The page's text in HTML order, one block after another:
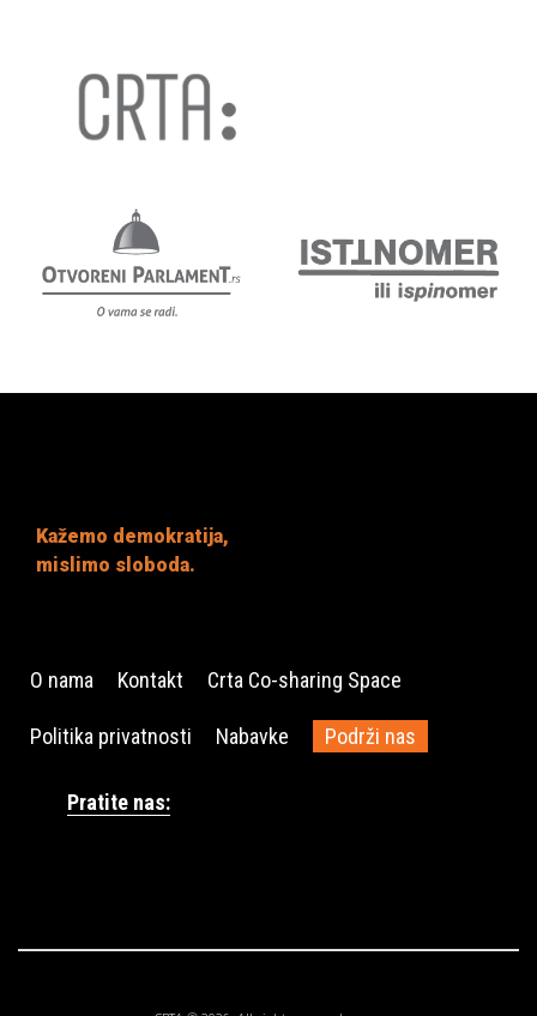
Kažemo demokratija,
mislimo sloboda.
O nama Kontakt Crta Co-sharing Space
Politika privatnosti Nabavke Podrži nas
Pratite nas: